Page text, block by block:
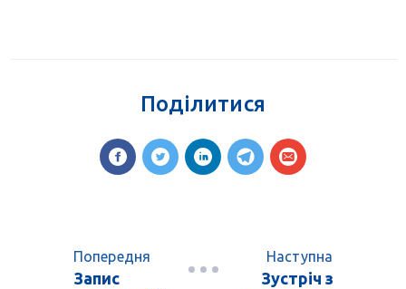
Поділитися
Попередня
Запис
Наступна
Зустріч з